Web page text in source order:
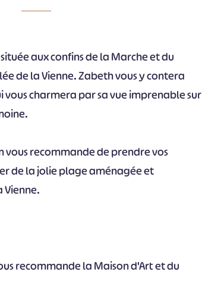
aux confins de la Marche et du
de la Vienne. Zabeth vous y contera
vous charmera par sa vue imprenable sur
vous recommande de prendre vos
de la jolie plage aménagée et
Vienne.
recommande la Maison d'Art et du